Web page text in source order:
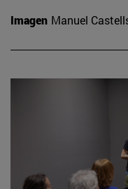
Imagen Manuel